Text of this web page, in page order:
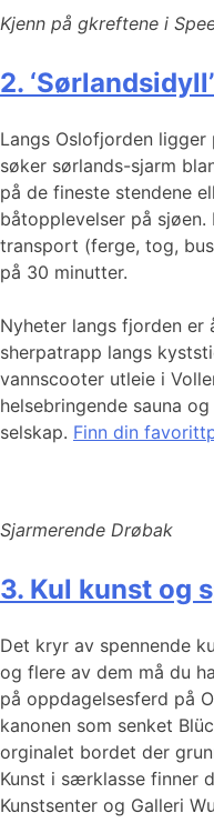
Kjenn på gkreftene i
2.
Langs Oslofjorden ligger
søker sørlands-sjarm
på de fineste stendene
båtopplevelser på
transport (ferge, tog,
på 30 minutter.
Nyheter langs fjorden er
sherpatrapp langs
vannscooter utleie i
helsebringende sauna
selskap. Finn din
Sjarmerende Drøbak
3. Kul kunst og
Det kryr av spennende
og flere av dem må du
på oppdagelsesferd på
kanonen som senket
orginalet bordet der
Kunst i særklasse finner
Kunstsenter og Galleri